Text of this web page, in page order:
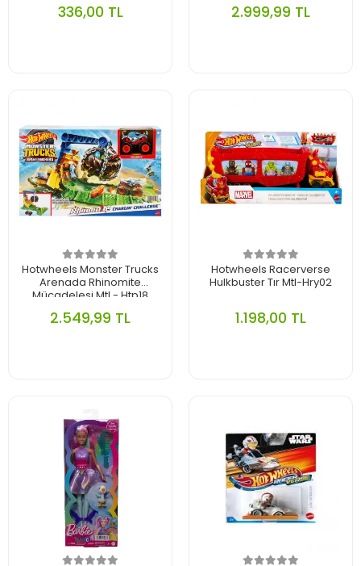
336,00 TL 2.999,99 TL
Hotwheels Monster Trucks
Arenada Rhinomite
Mücadelesi Mtl - Htp18
2.549,99 TL
Hotwheels Racerverse
Hulkbuster Tır Mtl-Hry02
1.198,00 TL